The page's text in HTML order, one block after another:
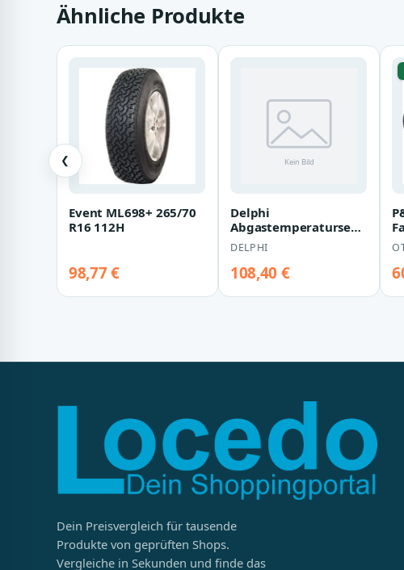
Ähnliche Produkte
❮
Event ML698+ 265/70
R16 112H
98,77 €
Delphi
Abgastemperatursensor
Citroen Peugeot
TS30338-12B1 1,6
DELPHI
108,40 €
Dein Preisvergleich für tausende
Produkte von geprüften Shops.
Vergleiche in Sekunden und finde das